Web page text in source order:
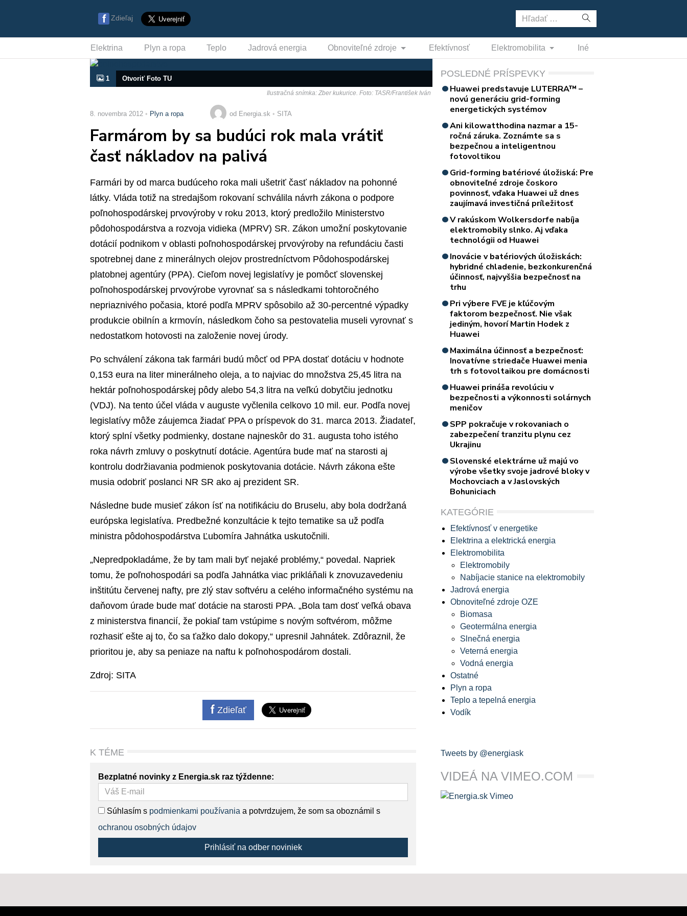
Zdieľaj Hľadať:
Elektrina Plyn a ropa Teplo Jadrová energia Obnoviteľné zdroje Efektívnosť Elektromobilita Iné
1 Otvoriť Foto TU
Ilustračná snímka: Zber kukurice. Foto: TASR/František Iván
8. novembra 2012 Plyn a ropa od Energia.sk SITA
Farmárom by sa budúci rok mala vrátiť
časť nákladov na palivá
Farmári by od marca budúceho roka mali ušetriť časť nákladov na pohonné
látky. Vláda totiž na stredajšom rokovaní schválila návrh zákona o podpore
poľnohospodárskej prvovýroby v roku 2013, ktorý predložilo Ministerstvo
pôdohospodárstva a rozvoja vidieka (MPRV) SR. Zákon umožní poskytovanie
dotácií podnikom v oblasti poľnohospodárskej prvovýroby na refundáciu časti
spotrebnej dane z minerálnych olejov prostredníctvom Pôdohospodárskej
platobnej agentúry (PPA). Cieľom novej legislatívy je pomôcť slovenskej
poľnohospodárskej prvovýrobe vyrovnať sa s následkami tohtoročného
nepriaznivého počasia, ktoré podľa MPRV spôsobilo až 30-percentné výpadky
produkcie obilnín a krmovín, následkom čoho sa pestovatelia museli vyrovnať s
nedostatkom hotovosti na založenie novej úrody.
Po schválení zákona tak farmári budú môcť od PPA dostať dotáciu v hodnote
0,153 eura na liter minerálneho oleja, a to najviac do množstva 25,45 litra na
hektár poľnohospodárskej pôdy alebo 54,3 litra na veľkú dobytčiu jednotku
(VDJ). Na tento účel vláda v auguste vyčlenila celkovo 10 mil. eur. Podľa novej
legislatívy môže záujemca žiadať PPA o príspevok do 31. marca 2013. Žiadateľ,
ktorý splní všetky podmienky, dostane najneskôr do 31. augusta toho istého
roka návrh zmluvy o poskytnutí dotácie. Agentúra bude mať na starosti aj
kontrolu dodržiavania podmienok poskytovania dotácie. Návrh zákona ešte
musia odobriť poslanci NR SR ako aj prezident SR.
Následne bude musieť zákon ísť na notifikáciu do Bruselu, aby bola dodržaná
európska legislatíva. Predbežné konzultácie k tejto tematike sa už podľa
ministra pôdohospodárstva Ľubomíra Jahnátka uskutočnili.
„Nepredpokladáme, že by tam mali byť nejaké problémy,“ povedal. Napriek
tomu, že poľnohospodári sa podľa Jahnátka viac prikláňali k znovuzavedeniu
inštitútu červenej nafty, pre zlý stav softvéru a celého informačného systému na
daňovom úrade bude mať dotácie na starosti PPA. „Bola tam dosť veľká obava
z ministerstva financií, že pokiaľ tam vstúpime s novým softvérom, môžme
rozhasiť ešte aj to, čo sa ťažko dalo dokopy,“ upresnil Jahnátek. Zdôraznil, že
prioritou je, aby sa peniaze na naftu k poľnohospodárom dostali.
Zdroj: SITA
Zdieľať
K TÉME
Bezplatné novinky z Energia.sk raz týždenne:
Súhlasím s podmienkami používania a potvrdzujem, že som sa oboznámil s
ochranou osobných údajov
Prihlásiť na odber noviniek
POSLEDNÉ PRÍSPEVKY
Huawei predstavuje LUTERRA™ –
novú generáciu grid-forming
energetických systémov
Ani kilowatthodina nazmar a 15-
ročná záruka. Zoznámte sa s
bezpečnou a inteligentnou
fotovoltikou
Grid-forming batériové úložiská: Pre
obnoviteľné zdroje čoskoro
povinnosť, vďaka Huawei už dnes
zaujímavá investičná príležitosť
V rakúskom Wolkersdorfe nabíja
elektromobily slnko. Aj vďaka
technológii od Huawei
Inovácie v batériových úložiskách:
hybridné chladenie, bezkonkurenčná
účinnosť, najvyššia bezpečnosť na
trhu
Pri výbere FVE je kľúčovým
faktorom bezpečnosť. Nie však
jediným, hovorí Martin Hodek z
Huawei
Maximálna účinnosť a bezpečnosť:
Inovatívne striedače Huawei menia
trh s fotovoltaikou pre domácnosti
Huawei prináša revolúciu v
bezpečnosti a výkonnosti solárnych
meničov
SPP pokračuje v rokovaniach o
zabezpečení tranzitu plynu cez
Ukrajinu
Slovenské elektrárne už majú vo
výrobe všetky svoje jadrové bloky v
Mochovciach a v Jaslovských
Bohuniciach
KATEGÓRIE
Efektívnosť v energetike
Elektrina a elektrická energia
Elektromobilita
Elektromobily
Nabíjacie stanice na elektromobily
Jadrová energia
Obnoviteľné zdroje OZE
Biomasa
Geotermálna energia
Slnečná energia
Veterná energia
Vodná energia
Ostatné
Plyn a ropa
Teplo a tepelná energia
Vodík
Tweets by @energiask
VIDEÁ NA VIMEO.COM